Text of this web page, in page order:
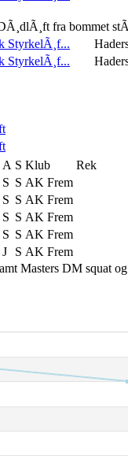
fra bommet
StyrkelÃ¸f...
StyrkelÃ¸f...
A S Klub
Rek
S S AK Frem
S S AK Frem
S S AK Frem
S S AK Frem
J S AK Frem
Masters DM squat